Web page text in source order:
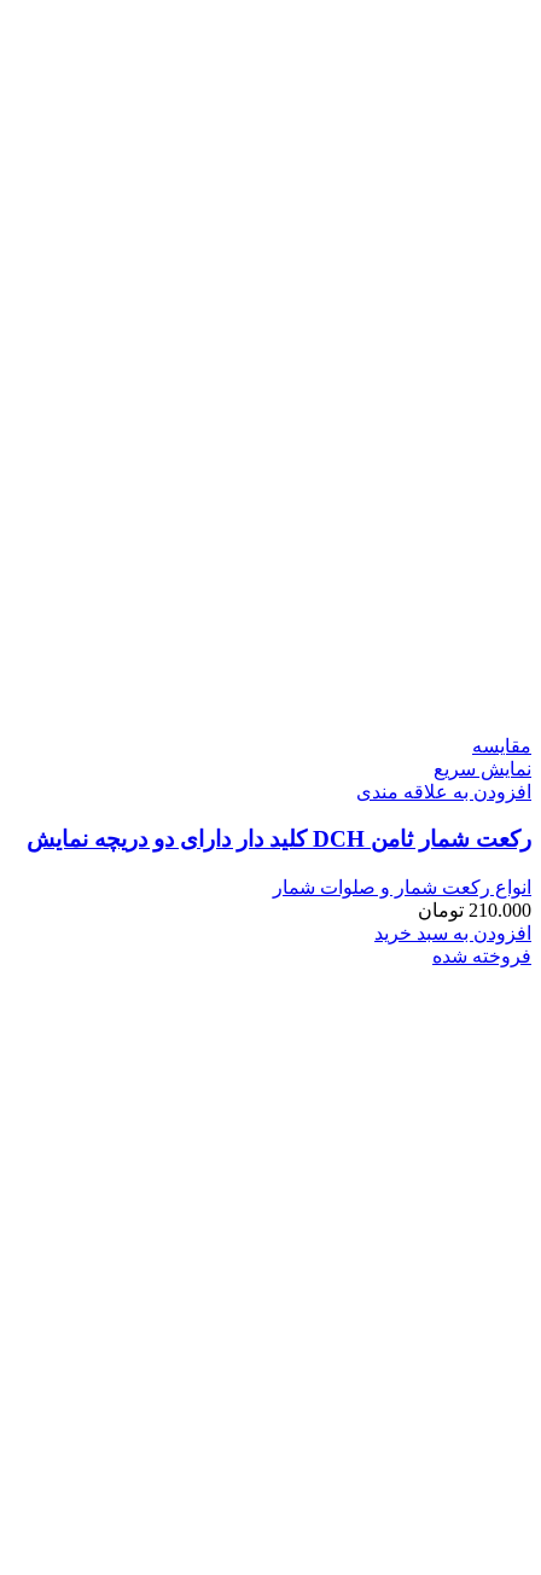
مقايسه
نمایش سریع
افزودن به علاقه مندی
رکعت شمار ثامن DCH کلید دار دارای دو دریچه نمایش
انواع رکعت شمار و صلوات شمار
210.000 تومان
افزودن به سبد خرید
فروخته شده